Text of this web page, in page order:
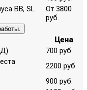
ВВ, SL
От 3800
руб.
Цена
700 руб.
2200 руб.
900 руб.